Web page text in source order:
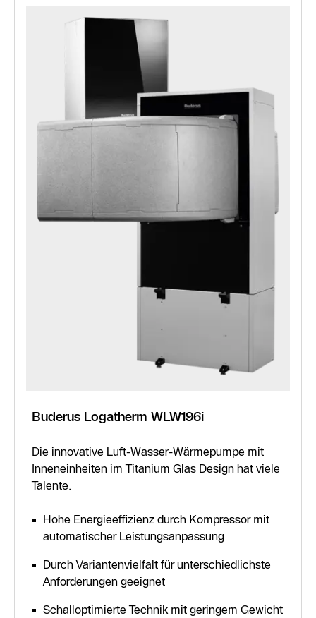
Buderus Logatherm WLW196i
Die innovative Luft-Wasser-Wärmepumpe mit
Inneneinheiten im Titanium Glas Design hat viele
Talente.
Hohe Energieeffizienz durch Kompressor mit
automatischer Leistungsanpassung
Durch Variantenvielfalt für unterschiedlichste
Anforderungen geeignet
Schalloptimierte Technik mit geringem Gewicht